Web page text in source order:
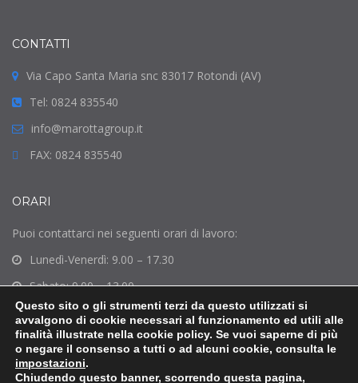
CONTATTI
Via Capo Santa Maria snc 83017 Rotondi (AV)
Tel: 0824 835540
info@marottagroup.it
FAX: 0824 835540
ORARI
Puoi contattarci nei seguenti orari di lavoro:
Lunedì-Venerdì: 9.00 – 17.30
Sabato: 9.00 – 13.00
Domenica: Chiuso
Questo sito o gli strumenti terzi da questo utilizzati si
avvalgono di cookie necessari al funzionamento ed utili alle
finalità illustrate nella cookie policy. Se vuoi saperne di più
o negare il consenso a tutti o ad alcuni cookie, consulta le
impostazioni.
Chiudendo questo banner, scorrendo questa pagina,